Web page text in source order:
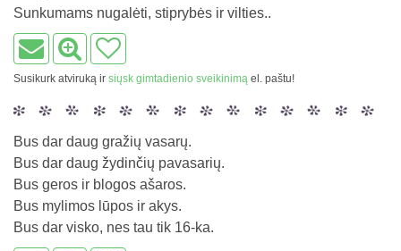
Sunkumams nugalėti, stiprybės ir vilties..
Susikurk atviruką ir siųsk gimtadienio sveikinimą el. paštu!
Bus dar daug gražių vasarų.
Bus dar daug žydinčių pavasarių.
Bus geros ir blogos ašaros.
Bus mylimos lūpos ir akys.
Bus dar visko, nes tau tik 16-ka.